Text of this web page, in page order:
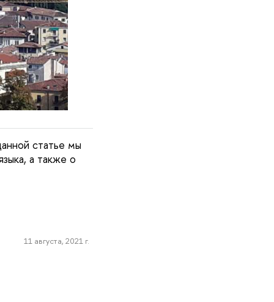
статье мы
а также о
11 августа, 2021 г.